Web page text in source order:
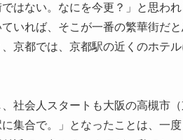
はない。なにを今更？」と思わ
いれば、そこが一番の繁華街だ
京都では、京都駅の近くのホテ
社会人スタートも大阪の高槻市
集合で。」となったことは、一度